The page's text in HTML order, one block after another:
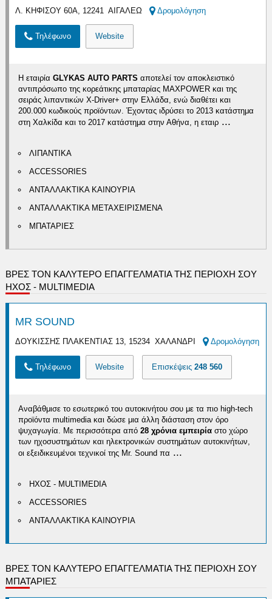
Λ. ΚΗΦΙΣΟΥ 60Α, 12241 ΑΙΓΑΛΕΩ Δρομολόγηση
Τηλέφωνο Website
Η εταιρίαGLYKAS AUTO PARTSαποτελεί τον αποκλειστικό
αντιπρόσωπο της κορεάτικης μπαταρίας MAXPOWER και της
σειράς λιπαντικών X-Driver+ στην Ελλάδα, ενώ διαθέτει και
200.000 κωδικούς προϊόντων. Έχοντας ιδρύσει το 2013 κατάστημα
στη Χαλκίδα και το 2017 κατάστημα στην Αθήνα, η εταιρ ...
ΛΙΠΑΝΤΙΚΑ
ACCESSORIES
ΑΝΤΑΛΛΑΚΤΙΚΑ ΚΑΙΝΟΥΡΙΑ
ΑΝΤΑΛΛΑΚΤΙΚΑ ΜΕΤΑΧΕΙΡΙΣΜΕΝΑ
ΜΠΑΤΑΡΙΕΣ
ΒΡΕΣ ΤΟΝ ΚΑΛΎΤΕΡΟ ΕΠΑΓΓΕΛΜΑΤΊΑ ΤΗΣ ΠΕΡΙΟΧΉ ΣΟΥ
ΗΧΟΣ - MULTIMEDIA
MR SOUND
ΔΟΥΚΙΣΣΗΣ ΠΛΑΚΕΝΤΙΑΣ 13, 15234 ΧΑΛΑΝΔΡΙ Δρομολόγηση
Τηλέφωνο Website Επισκέψεις248 560
Αναβάθμισε το εσωτερικό του αυτοκινήτου σου με τα πιο high-tech
προϊόντα multimedia και δώσε μια άλλη διάσταση στον όρο
ψυχαγωγία. Με περισσότερα από28 χρόνια εμπειρία στο χώρο
των ηχοσυστημάτων και ηλεκτρονικών συστημάτων αυτοκινήτων,
οι εξειδικευμένοι τεχνικοί της Mr. Sound πα ...
ΗΧΟΣ - MULTIMEDIA
ACCESSORIES
ΑΝΤΑΛΛΑΚΤΙΚΑ ΚΑΙΝΟΥΡΙΑ
ΒΡΕΣ ΤΟΝ ΚΑΛΎΤΕΡΟ ΕΠΑΓΓΕΛΜΑΤΊΑ ΤΗΣ ΠΕΡΙΟΧΉ ΣΟΥ
ΜΠΑΤΑΡΙΕΣ